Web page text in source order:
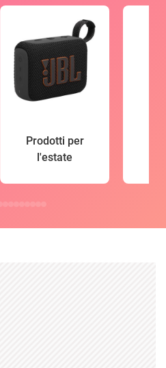
Prodotti per
l'estate